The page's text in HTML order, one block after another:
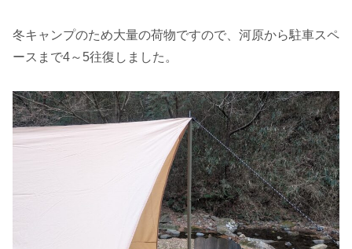
冬キャンプのため大量の荷物ですので、河原から駐車スペ
ースまで4～5往復しました。